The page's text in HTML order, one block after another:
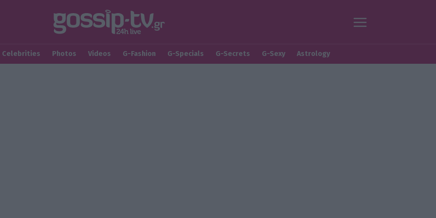
Celebrities Photos Videos G-Fashion G-Specials G-Secrets G-Sexy Astrology